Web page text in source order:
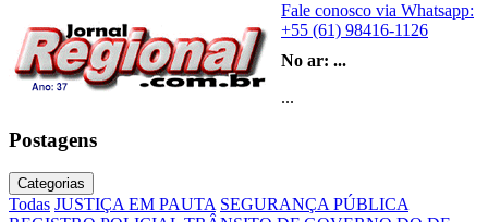
Fale conosco via Whatsapp:
+55 (61) 98416-1126
No ar: ...
...
Postagens
Categorias
Todas JUSTIÇA EM PAUTA SEGURANÇA PÚBLICA